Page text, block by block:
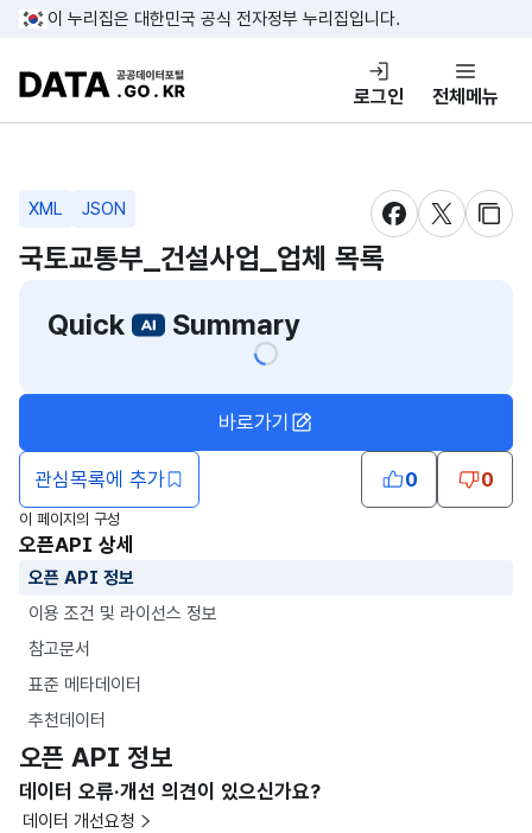
콘텐츠 바로가기
푸터 바로가기
이 누리집은 대한민국 공식 전자정부 누리집입니다.
DATA.GO.KR 공공데이터포털
로그인 전체메뉴
XML JSON
새창 열림새창 열림
새창
국토교통부_건설사업_업체 목록
Quick
Summary
관심목록에 추가
바로가기
0 0
이 페이지의 구성
오픈API 상세
오픈 API 정보
이용 조건 및 라이선스 정보
참고문서
표준 메타데이터
추천데이터
오픈 API 정보
데이터 오류·개선 의견이 있으신가요?
데이터 개선요청